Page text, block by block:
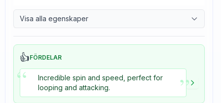
Control 8.3
Tackiness 2.3
Visa alla egenskaper
👍FÖRDELAR
“
Incredible spin and speed, perfect for
looping and attacking.
”